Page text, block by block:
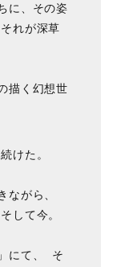
に、その姿
れが深草
描く幻想世
けた。
ながら、
して今。
にて、 そ